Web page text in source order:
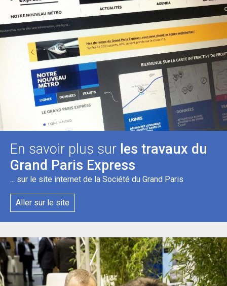
En savoir plus sur les travaux du
Grand Paris Express
... sur le site internet de la Société du Grand Paris
Aller sur le site